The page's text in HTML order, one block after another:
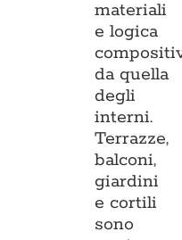
materiali
e logica
da quella
degli
interni.
Terrazze,
balconi,
giardini
e cortili
sono